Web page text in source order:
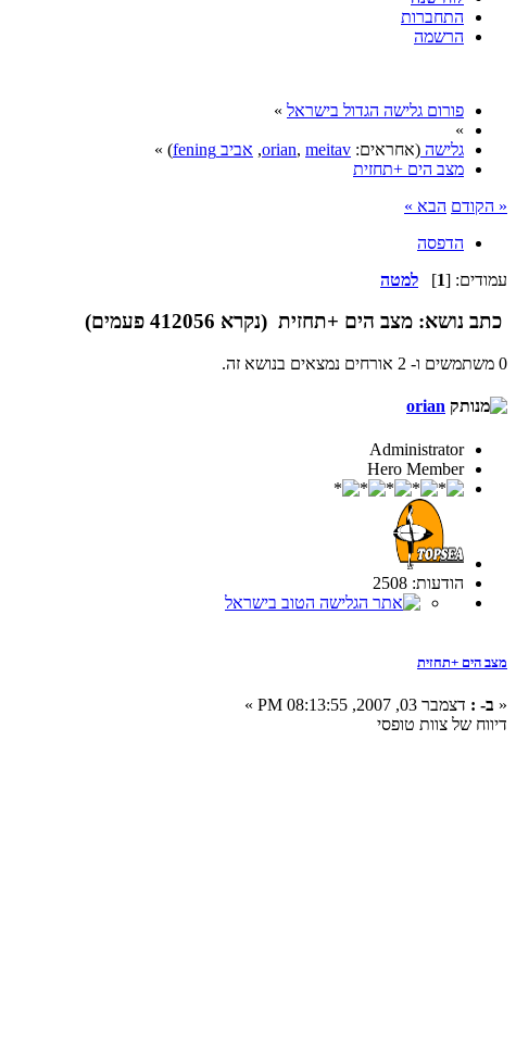
התחברות
הרשמה
פורום גלישה הגדול בישראל »
»
גלישה (אחראים: orian, meitav
, אביב fening
) »
מצב הים +תחזית
« הקודם הבא »
הדפסה
עמודים: [1
] למטה
כתב נושא: מצב הים +תחזית (נקרא 412056 פעמים)
0 משתמשים ו- 2 אורחים נמצאים בנושא זה.
orian
Administrator
Hero Member
הודעות: 2508
מצב הים +תחזית
« ב- : דצמבר 03, 2007, 08:13:55 PM »
דיווח של צוות טופסי